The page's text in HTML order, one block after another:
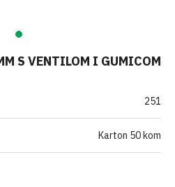
S VENTILOM I GUMICOM
251
Karton 50 kom